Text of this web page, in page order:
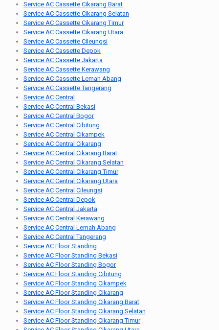
Service AC Cassette Cikarang Barat
Service AC Cassette Cikarang Selatan
Service AC Cassette Cikarang Timur
Service AC Cassette Cikarang Utara
Service AC Cassette Cileungsi
Service AC Cassette Depok
Service AC Cassette Jakarta
Service AC Cassette Kerawang
Service AC Cassette Lemah Abang
Service AC Cassette Tangerang
Service AC Central
Service AC Central Bekasi
Service AC Central Bogor
Service AC Central Cibitung
Service AC Central Cikampek
Service AC Central Cikarang
Service AC Central Cikarang Barat
Service AC Central Cikarang Selatan
Service AC Central Cikarang Timur
Service AC Central Cikarang Utara
Service AC Central Cileungsi
Service AC Central Depok
Service AC Central Jakarta
Service AC Central Kerawang
Service AC Central Lemah Abang
Service AC Central Tangerang
Service AC Floor Standing
Service AC Floor Standing Bekasi
Service AC Floor Standing Bogor
Service AC Floor Standing Cibitung
Service AC Floor Standing Cikampek
Service AC Floor Standing Cikarang
Service AC Floor Standing Cikarang Barat
Service AC Floor Standing Cikarang Selatan
Service AC Floor Standing Cikarang Timur